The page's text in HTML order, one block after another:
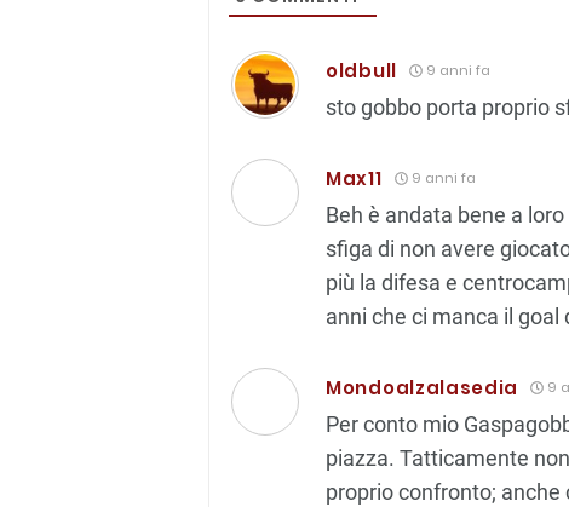
oldbull 9 anni fa
sto gobbo porta proprio
Max11 9 anni fa
Beh è andata bene a
sfiga di non avere
più la difesa e
anni che ci manca il goal
Mondoalzalasedia 9
Per conto mio
piazza. Tatticamente
proprio confronto;